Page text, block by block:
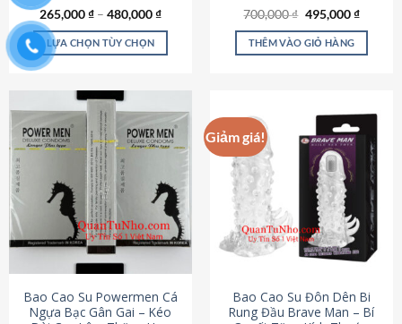
Được xếp
hạng4.87
5 sao
265,000₫ – 480,000₫
LỰA CHỌN TÙY CHỌN
này
có
nhiều
biến
thể.
Các
tùy
chọn
có
chọn
Được xếp
hạng4.83
5 sao
700,000₫ Giá
là:
700,000 ₫.
495,000₫Giá
tại
THÊM VÀO GIỎ HÀNG
Bao Cao Su Powermen Cá
Ngựa Bạc Gân Gai – Kéo
Giảm giá!
Bao Cao Su Đôn Dên Bi
Rung Đầu Brave Man – Bí